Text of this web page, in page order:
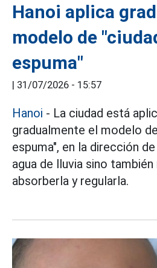
Hanoi aplica
modelo de
espuma"
| 31/07/2026 - 15:57
Hanoi - La ciudad está
gradualmente el modelo
espuma", en la dirección
agua de lluvia sino
absorberla y regularla.